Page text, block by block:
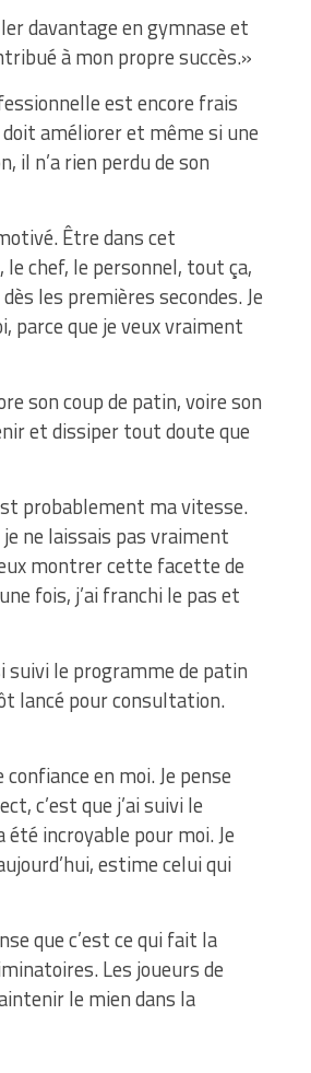
davantage en gymnase et
à mon propre succès.»
est encore frais
améliorer et même si une
il n’a rien perdu de son
Être dans cet
chef, le personnel, tout ça,
les premières secondes. Je
parce que je veux vraiment
son coup de patin, voire son
et dissiper tout doute que
probablement ma vitesse.
ne laissais pas vraiment
montrer cette facette de
fois, j’ai franchi le pas et
suivi le programme de patin
lancé pour consultation.
en moi. Je pense
c’est que j’ai suivi le
incroyable pour moi. Je
estime celui qui
que c’est ce qui fait la
Les joueurs de
le mien dans la